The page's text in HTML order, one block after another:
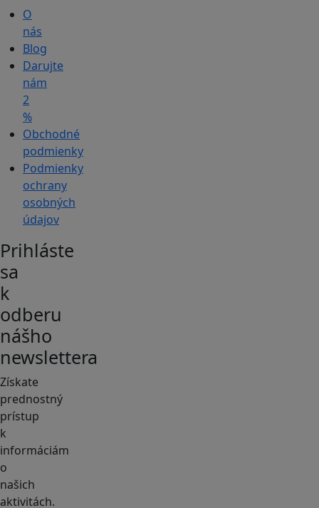
O
nás
Blog
Darujte
nám
2
%
Obchodné
podmienky
Podmienky
ochrany
osobných
údajov
Prihláste
sa
k
odberu
nášho
newslettera
Získate
prednostný
prístup
k
informáciám
o
našich
aktivitách.